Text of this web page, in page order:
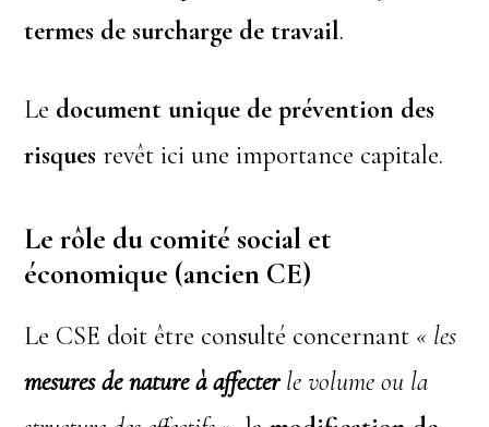
termes de surcharge de travail.
Le document unique de prévention des
risques revêt ici une importance capitale.
Le rôle du comité social et
économique (ancien CE)
Le CSE doit être consulté concernant « les
mesures de nature à affecterle volume ou la